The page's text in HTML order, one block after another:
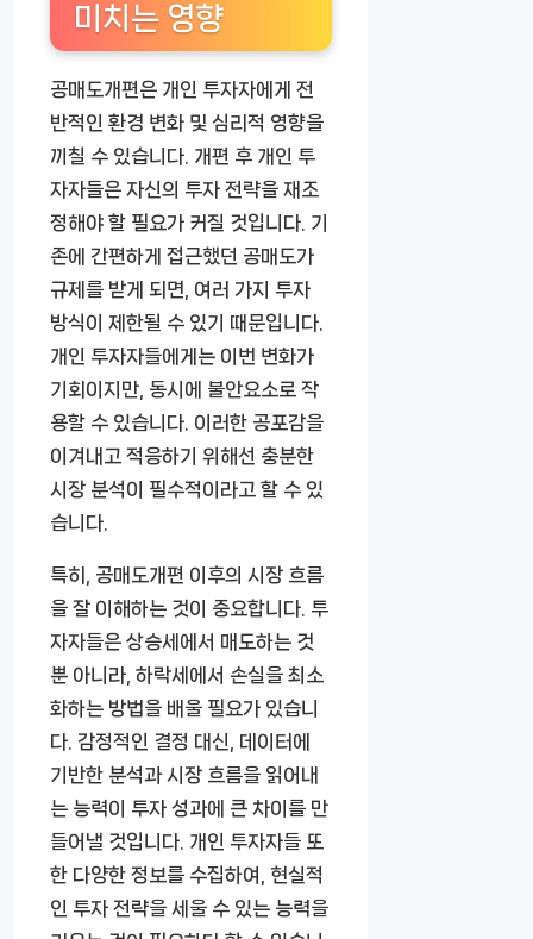
미치는 영향
공매도개편은 개인 투자자에게 전
반적인 환경 변화 및 심리적 영향을
끼칠 수 있습니다. 개편 후 개인 투
자자들은 자신의 투자 전략을 재조
정해야 할 필요가 커질 것입니다. 기
존에 간편하게 접근했던 공매도가
규제를 받게 되면, 여러 가지 투자
방식이 제한될 수 있기 때문입니다.
개인 투자자들에게는 이번 변화가
기회이지만, 동시에 불안요소로 작
용할 수 있습니다. 이러한 공포감을
이겨내고 적응하기 위해선 충분한
시장 분석이 필수적이라고 할 수 있
습니다.
특히, 공매도개편 이후의 시장 흐름
을 잘 이해하는 것이 중요합니다. 투
자자들은 상승세에서 매도하는 것
뿐 아니라, 하락세에서 손실을 최소
화하는 방법을 배울 필요가 있습니
다. 감정적인 결정 대신, 데이터에
기반한 분석과 시장 흐름을 읽어내
는 능력이 투자 성과에 큰 차이를 만
들어낼 것입니다. 개인 투자자들 또
한 다양한 정보를 수집하여, 현실적
인 투자 전략을 세울 수 있는 능력을